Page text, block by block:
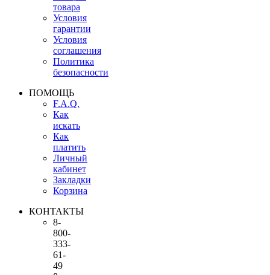
товара
Условия
гарантии
Условия
соглашения
Политика
безопасности
ПОМОЩЬ
F.A.Q.
Как
искать
Как
платить
Личный
кабинет
Закладки
Корзина
КОНТАКТЫ
8-
800-
333-
61-
49